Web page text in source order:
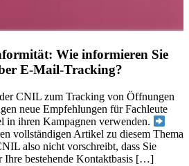
Wie informieren Sie
E-Mail-Tracking?
CNIL zum Tracking von Öffnungen
neue Empfehlungen für Fachleute
in ihren Kampagnen verwenden.
vollständigen Artikel zu diesem Thema
also nicht vorschreibt, dass Sie
bestehende Kontaktbasis […]